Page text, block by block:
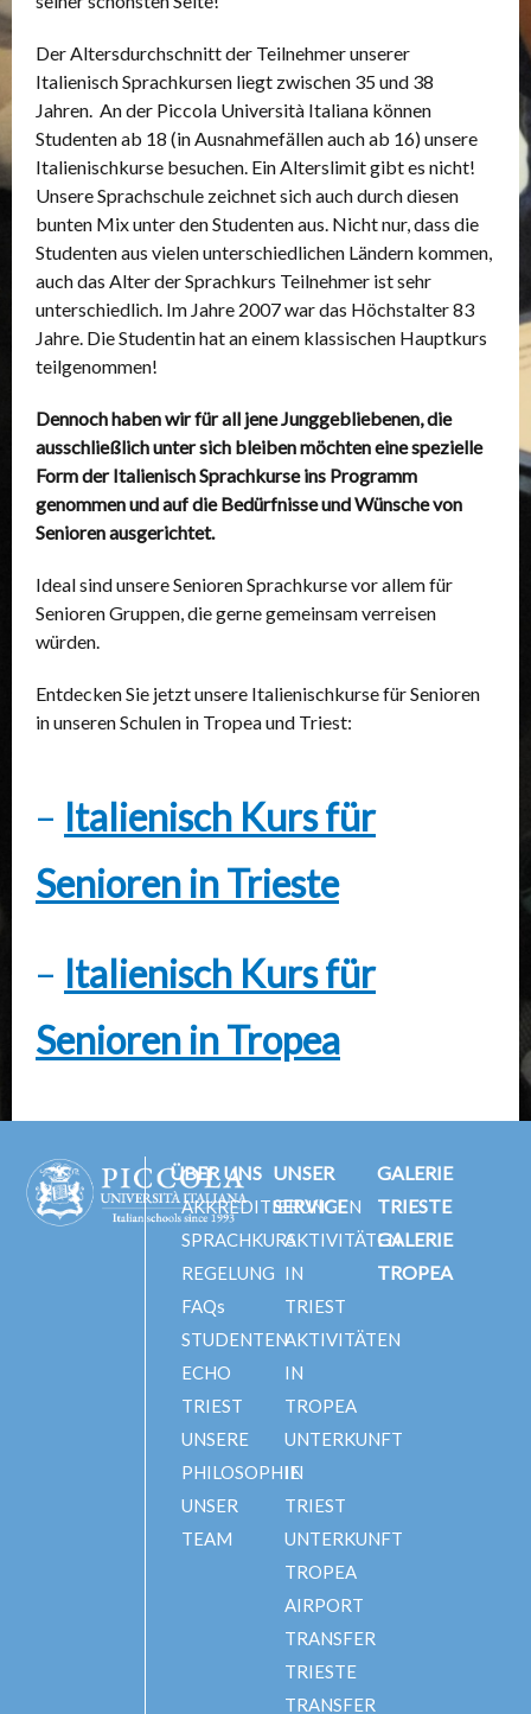
Der Altersdurchschnitt der Teilnehmer unserer
Italienisch Sprachkursen liegt zwischen 35 und 38
Jahren. An der Piccola Università Italiana können
Studenten ab 18 (in Ausnahmefällen auch ab 16) unsere
Italienischkurse besuchen. Ein Alterslimit gibt es nicht!
Unsere Sprachschule zeichnet sich auch durch diesen
bunten Mix unter den Studenten aus. Nicht nur, dass die
Studenten aus vielen unterschiedlichen Ländern kommen,
auch das Alter der Sprachkurs Teilnehmer ist sehr
unterschiedlich. Im Jahre 2007 war das Höchstalter 83
Jahre. Die Studentin hat an einem klassischen Hauptkurs
teilgenommen!
Dennoch haben wir für all jene Junggebliebenen, die
ausschließlich unter sich bleiben möchten eine spezielle
Form der Italienisch Sprachkurse ins Programm
genommen und auf die Bedürfnisse und Wünsche von
Senioren ausgerichtet.
Ideal sind unsere Senioren Sprachkurse vor allem für
Senioren Gruppen, die gerne gemeinsam verreisen
würden.
Entdecken Sie jetzt unsere Italienischkurse für Senioren
in unseren Schulen in Tropea und Triest:
– Italienisch Kurs für
Senioren in Trieste
– Italienisch Kurs für
Senioren in Tropea
ÜBER UNS
AKKREDITIERUNGEN
SPRACHKURS
REGELUNG
FAQs
STUDENTEN
ECHO
TRIEST
UNSERE
PHILOSOPHIE
UNSER
TEAM
UNSER
SERVICE
AKTIVITÄTEN
IN
TRIEST
AKTIVITÄTEN
IN
TROPEA
UNTERKUNFT
IN
TRIEST
UNTERKUNFT
TROPEA
AIRPORT
TRANSFER
TRIESTE
TRANSFER
GALERIE
TRIESTE
GALERIE
TROPEA